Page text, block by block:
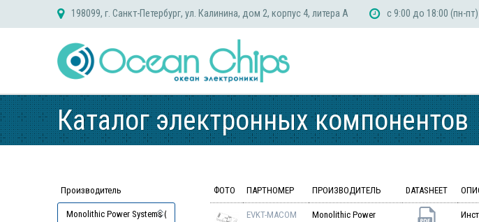
198099, г. Санкт-Петербург, ул. Калинина, дом 2, корпус 4, литера А с 9:00 до 18:00 (пн-пт)
Каталог электронных компонентов
Производитель ФОТО ПАРТНОМЕР ПРОИЗВОДИТЕЛЬ DATASHEET
EVKT-MACOM
Monolithic Power